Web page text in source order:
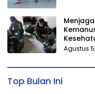
Agustus
Top Bulan Ini